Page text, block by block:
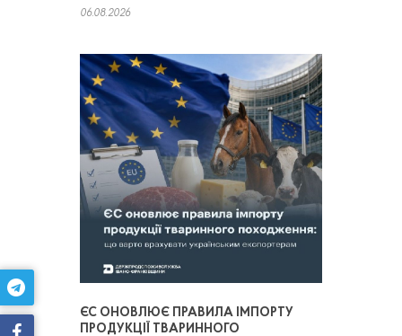
06.08.2026
ЄС ОНОВЛЮЄ ПРАВИЛА ІМПОРТУ
ПРОДУКЦІЇ ТВАРИННОГО